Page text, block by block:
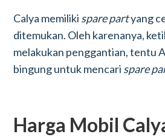
Calya memiliki spare partyang
ditemukan. Oleh karenanya,
melakukan penggantian, tentu
bingung untuk mencari spare
Harga Mobil